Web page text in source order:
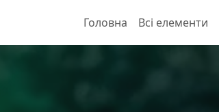
Головна Всі елементи